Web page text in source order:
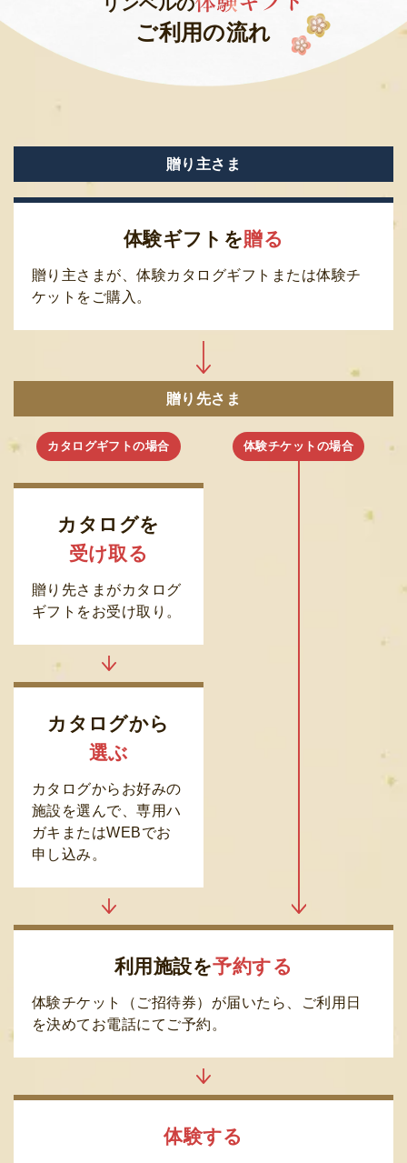
ご利用の流れ
贈り主さま
体験ギフトを贈る
贈り主さまが、体験カタログギフトまたは体験チ
ケットをご購入。
贈り先さま
カタログギフトの場合 体験チケットの場合
カタログを
受け取る
贈り先さまがカタログ
ギフトをお受け取り。
カタログから
選ぶ
カタログからお好みの
施設を選んで、専用ハ
ガキまたはWEBでお
申し込み。
利用施設を予約する
体験チケット（ご招待券）が届いたら、ご利用日
を決めてお電話にてご予約。
体験する